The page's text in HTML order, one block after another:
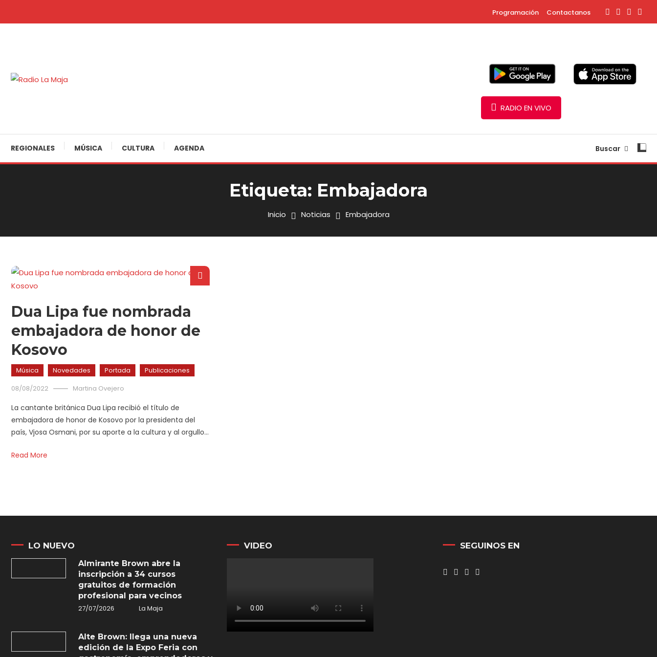
Programación Contactanos
RADIO EN VIVO
REGIONALES MÚSICA CULTURA AGENDA Buscar
Etiqueta: Embajadora
Inicio Noticias Embajadora
Dua Lipa fue nombrada
embajadora de honor de
Kosovo
Música Novedades Portada
Publicaciones
08/08/2022
Martina Ovejero
La cantante británica Dua Lipa recibió el título de
embajadora de honor de Kosovo por la presidenta del
país, Vjosa Osmani, por su aporte a la cultura y al orgullo…
Read More
LO NUEVO
Almirante Brown abre la
inscripción a 34 cursos
gratuitos de formación
profesional para vecinos
27/07/2026
La Maja
Alte Brown: llega una nueva
edición de la Expo Feria con
VIDEO SEGUINOS EN